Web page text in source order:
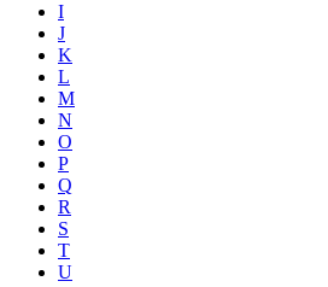
I
J
K
L
M
N
O
P
Q
R
S
T
U